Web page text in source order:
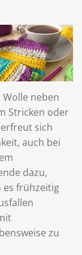
neben
Stricken oder
sich
auch bei
dazu,
es frühzeitig
zu